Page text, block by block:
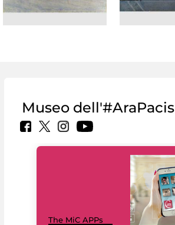
Museo dell'#AraPacis
The MiC APPs